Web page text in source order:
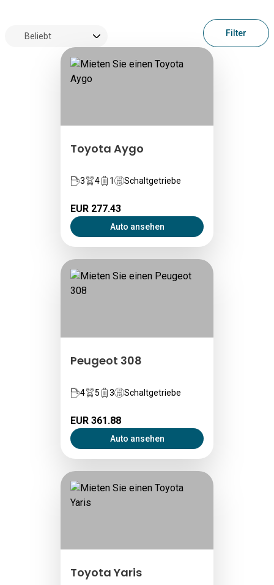
Filter
Toyota Aygo
3 4 1 Schaltgetriebe
EUR 277.43
Auto ansehen
Peugeot 308
4 5 3 Schaltgetriebe
EUR 361.88
Auto ansehen
Toyota Yaris